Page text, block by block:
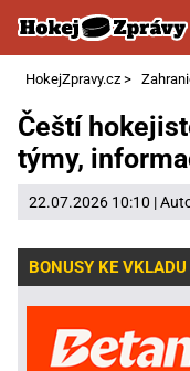
HokejZpravy.cz >
Čeští
týmy,
22.07.2026 10:10 |
BONUSY KE